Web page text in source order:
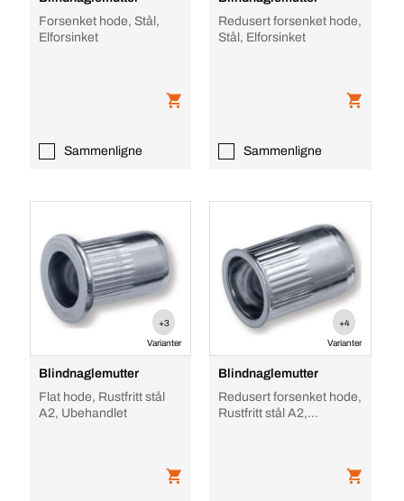
Forsenket hode, Stål,
Elforsinket
Sammenligne
Redusert forsenket hode,
Stål, Elforsinket
Sammenligne
+3
Varianter
Blindnaglemutter
Flat hode, Rustfritt stål
A2, Ubehandlet
+4
Varianter
Blindnaglemutter
Redusert forsenket hode,
Rustfritt stål A2,